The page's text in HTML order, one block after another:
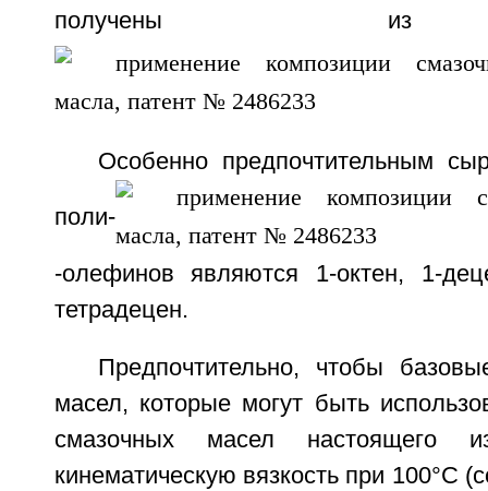
получены
Особенно предпочтительным
поли-
-олефинов являются 1-октен, 1-
тетрадецен.
Предпочтительно, чтобы
масел, которые могут быть
смазочных масел настоящего
кинематическую вязкость при 100°С